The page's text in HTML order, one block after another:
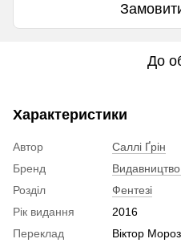
До
Характеристики
Автор
Саллі Ґрін
Бренд
Розділ
Фентезі
Рік видання
2016
Переклад
Віктор